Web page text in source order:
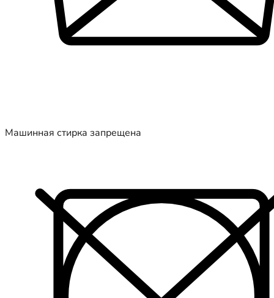
Машинная стирка запрещена